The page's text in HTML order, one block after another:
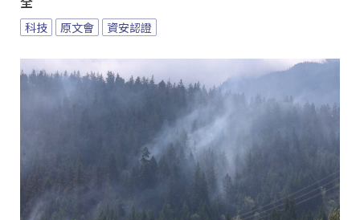
科技 原文會 資安認證